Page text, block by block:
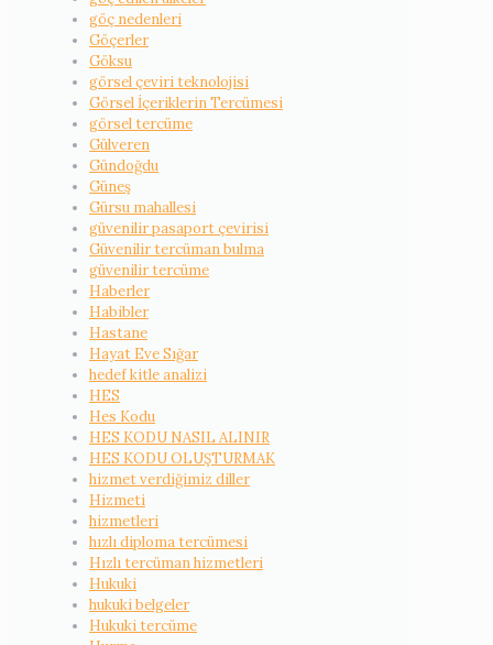
göç nedenleri
Göçerler
Göksu
görsel çeviri teknolojisi
Görsel İçeriklerin Tercümesi
görsel tercüme
Gülveren
Gündoğdu
Güneş
Gürsu mahallesi
güvenilir pasaport çevirisi
Güvenilir tercüman bulma
güvenilir tercüme
Haberler
Habibler
Hastane
Hayat Eve Sığar
hedef kitle analizi
HES
Hes Kodu
HES KODU NASIL ALINIR
HES KODU OLUŞTURMAK
hizmet verdiğimiz diller
Hizmeti
hizmetleri
hızlı diploma tercümesi
Hızlı tercüman hizmetleri
Hukuki
hukuki belgeler
Hukuki tercüme